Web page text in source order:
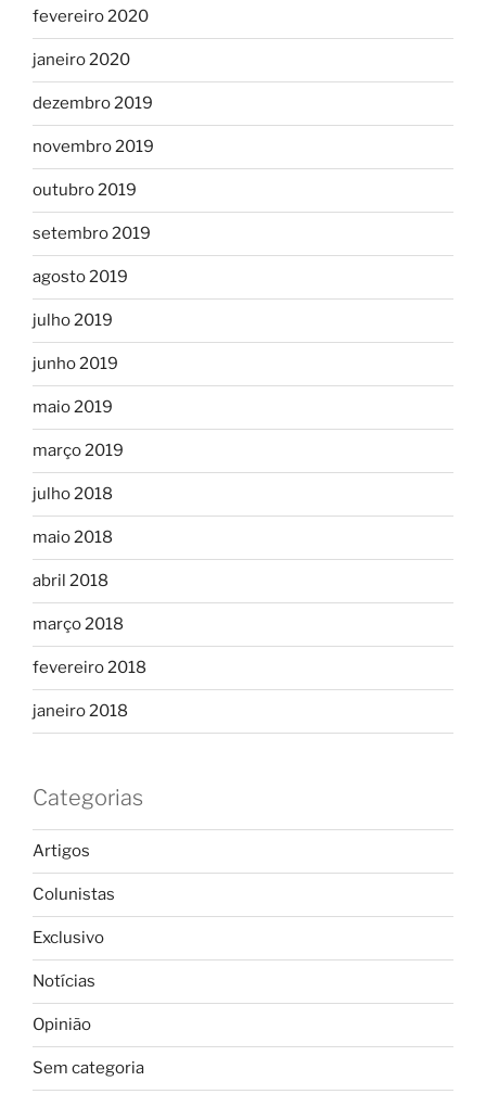
fevereiro 2020
janeiro 2020
dezembro 2019
novembro 2019
outubro 2019
setembro 2019
agosto 2019
julho 2019
junho 2019
maio 2019
março 2019
julho 2018
maio 2018
abril 2018
março 2018
fevereiro 2018
janeiro 2018
Categorias
Artigos
Colunistas
Exclusivo
Notícias
Opinião
Sem categoria